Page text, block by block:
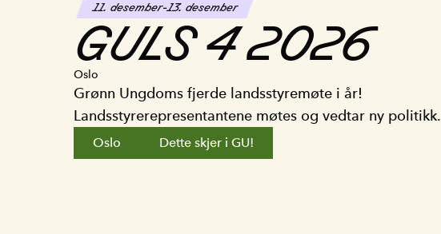
11. desember-13. desember
GULS42026
Oslo
Grønn Ungdoms fjerde landsstyremøte i år!
Landsstyrerepresentantene møtes og vedtar ny politikk.
Oslo Dette skjer i GU!